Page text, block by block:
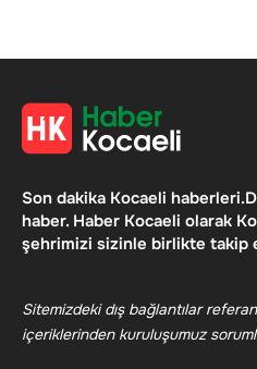
Son dakika Kocaeli
haber. Haber Kocaeli olarak
şehrimizi sizinle birlikte takip
Sitemizdeki dış bağlantılar
içeriklerinden kuruluşumuz